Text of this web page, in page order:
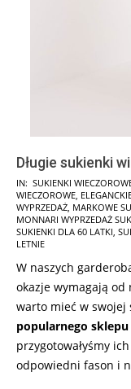
Długie sukienki
2025-
10-
21
IN: SUKIENKI
WIECZOROWE
WYPRZEDAŻ MARKOWE
MONNARI WYPRZEDAŻ
SUKIENKI DLA 60 LATKI
LETNIE
W naszych
okazje wymagają
warto mieć w swojej
popularnego
przygotowałyśmy
odpowiedni fason i